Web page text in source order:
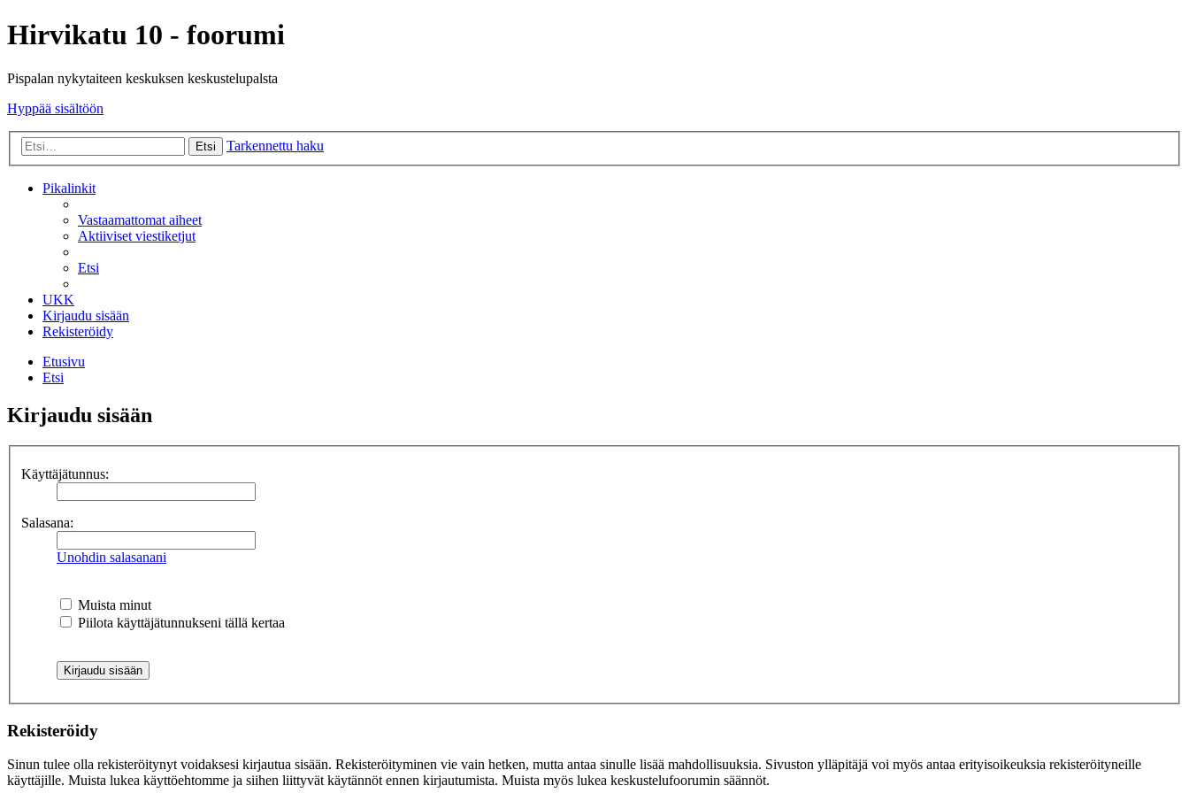
Hirvikatu 10 - foorumi
Pispalan nykytaiteen keskuksen keskustelupalsta
Hyppää sisältöön
Etsi Tarkennettu haku
Pikalinkit
Vastaamattomat aiheet
Aktiiviset viestiketjut
Etsi
UKK
Kirjaudu sisään
Rekisteröidy
Etusivu
Etsi
Kirjaudu sisään
Käyttäjätunnus:
Salasana:
Unohdin salasanani
Muista minut
Piilota käyttäjätunnukseni tällä kertaa
Rekisteröidy
Sinun tulee olla rekisteröitynyt voidaksesi kirjautua sisään. Rekisteröityminen vie vain hetken, mutta antaa sinulle lisää mahdollisuuksia. Sivuston ylläpitäjä voi myös antaa erityisoikeuksia rekisteröityneille
käyttäjille. Muista lukea käyttöehtomme ja siihen liittyvät käytännöt ennen kirjautumista. Muista myös lukea keskustelufoorumin säännöt.